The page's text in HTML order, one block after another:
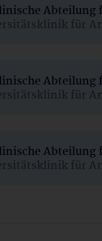
Abteilung
für
Abteilung
für
Abteilung
für